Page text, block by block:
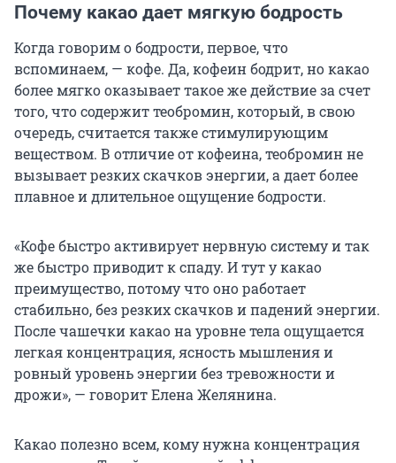
Почему какао дает мягкую бодрость
Когда говорим о бодрости, первое, что
вспоминаем, — кофе. Да, кофеин бодрит, но какао
более мягко оказывает такое же действие за счет
того, что содержит теобромин, который, в свою
очередь, считается также стимулирующим
веществом. В отличие от кофеина, теобромин не
вызывает резких скачков энергии, а дает более
плавное и длительное ощущение бодрости.
«Кофе быстро активирует нервную систему и так
же быстро приводит к спаду. И тут у какао
преимущество, потому что оно работает
стабильно, без резких скачков и падений энергии.
После чашечки какао на уровне тела ощущается
легкая концентрация, ясность мышления и
ровный уровень энергии без тревожности и
дрожи», — говорит Елена Желянина.
Какао полезно всем, кому нужна концентрация